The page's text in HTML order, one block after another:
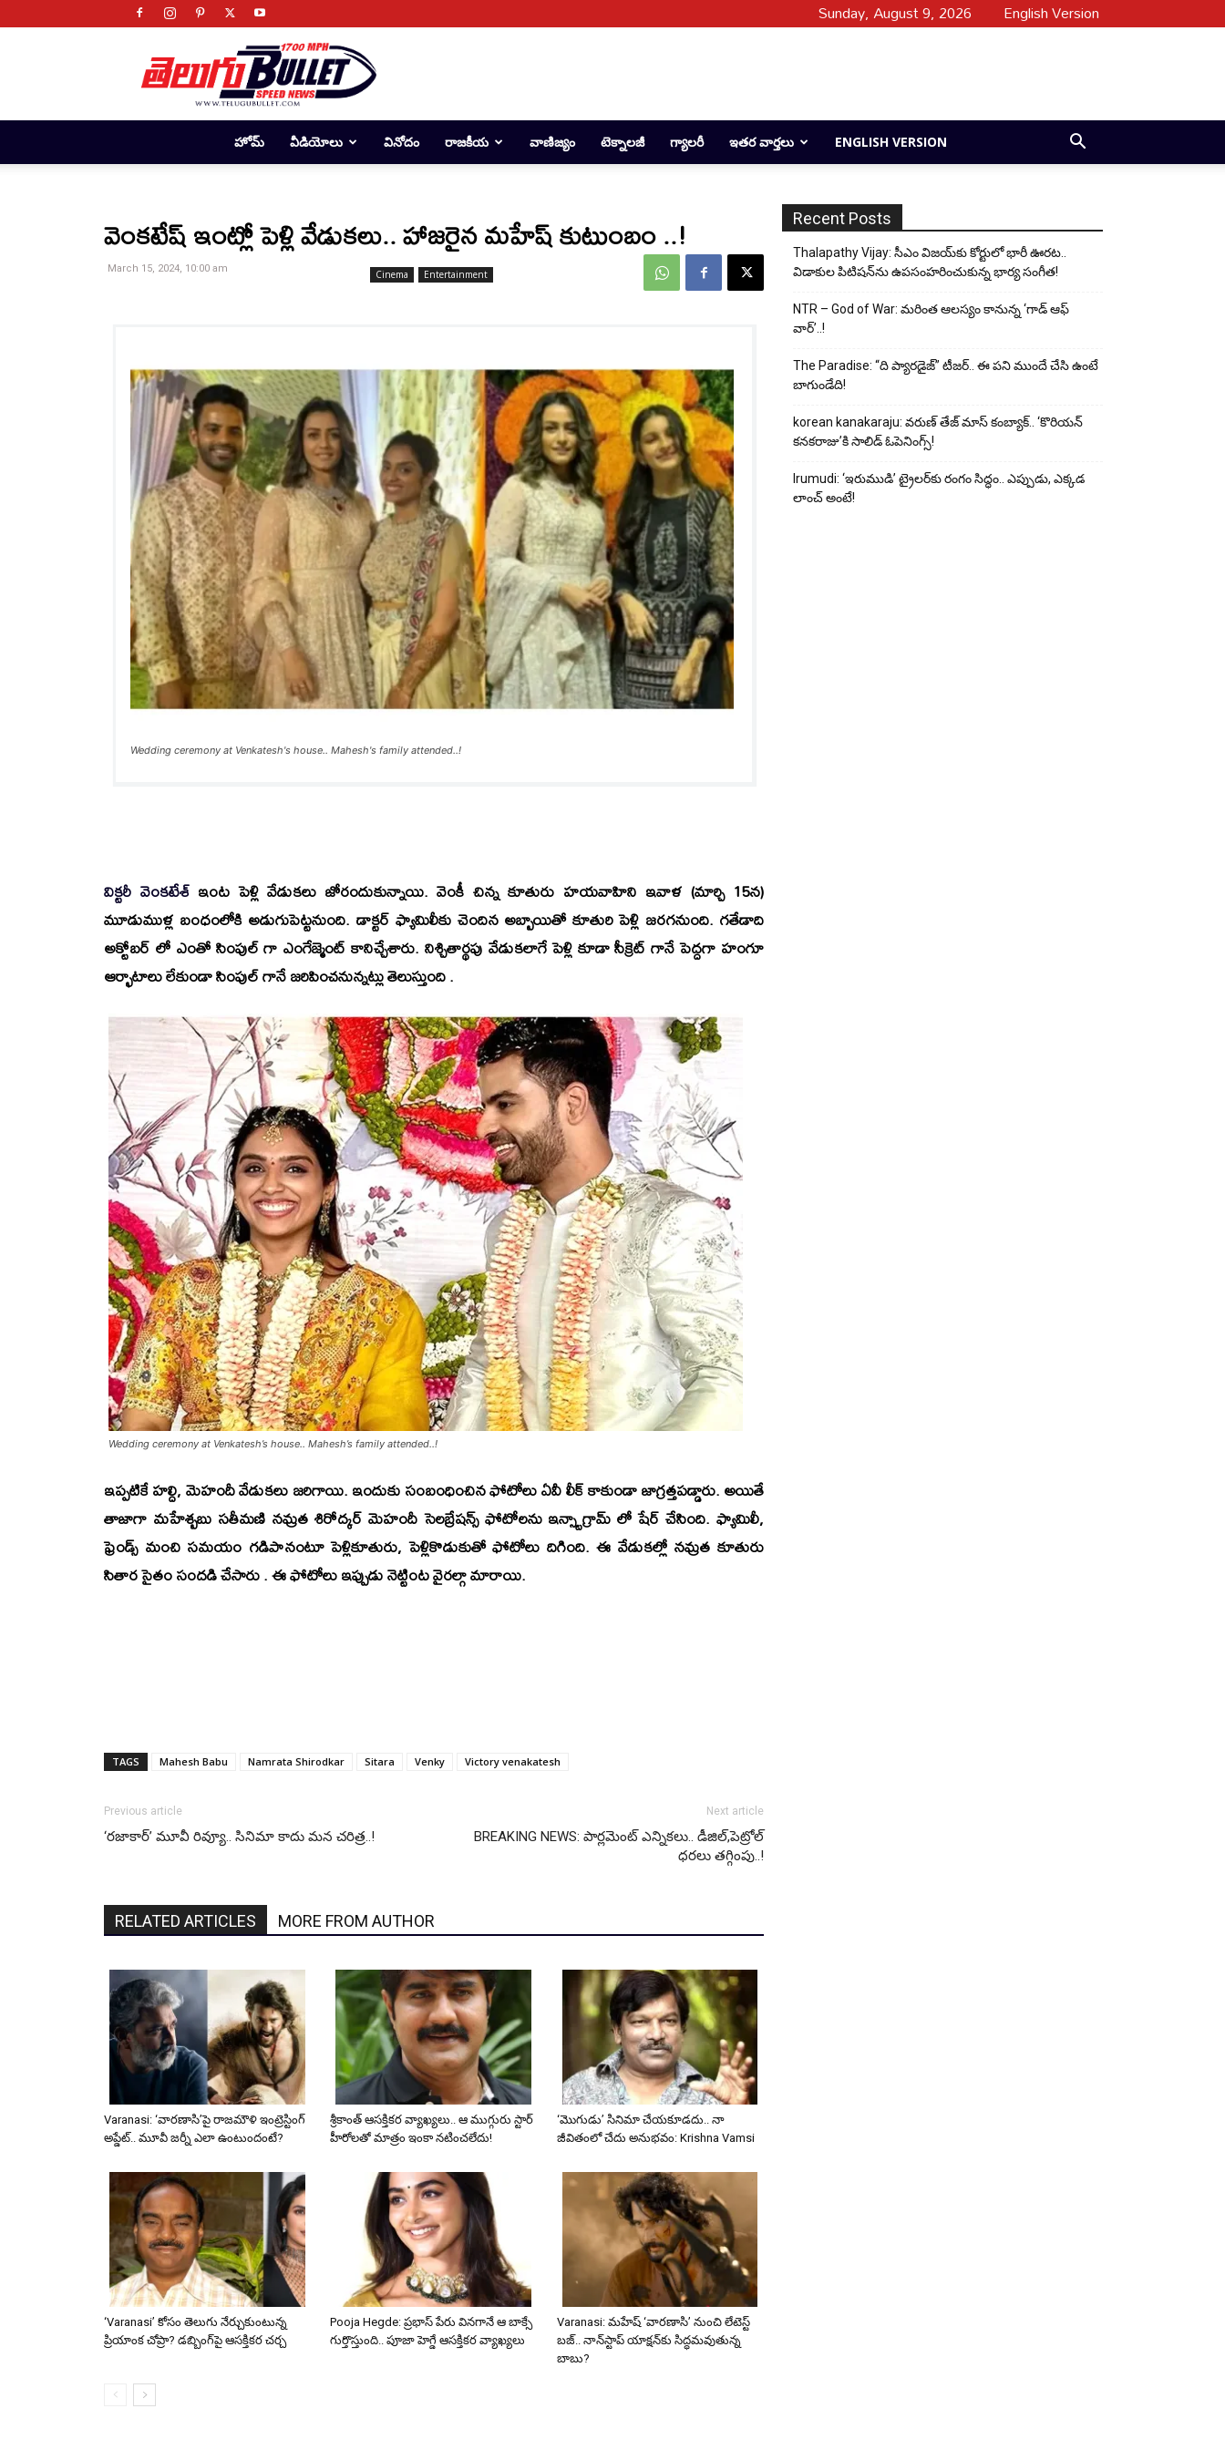
Sunday, August 9, 2026 English Version
Telugu
Bullet
హోమ్ వీడియోలు వినోదం రాజకీయ వాణిజ్యం టెక్నాలజీ గ్యాలరీ ఇతర వార్తలు ENGLISH VERSION
Cinema Entertainment
వెంకటేష్ ఇంట్లో పెళ్లి వేడుకలు.. హాజరైన మహేష్ కుటుంబం ..!
March 15, 2024, 10:00 am
Wedding ceremony at Venkatesh's house.. Mahesh's family attended..!
విక్టరీ వెంకటేశ్ఇంట పెళ్లి వేడుకలు జోరందుకున్నాయి. వెంకీ చిన్న కూతురు హయవాహిని ఇవాళ (మార్చి 15న)
మూడుముళ్ల బంధంలోకి అడుగుపెట్టనుంది. డాక్టర్ ఫ్యామిలీకు చెందిన అబ్బాయితో కూతురి పెళ్లి జరగనుంది. గతేడాది
అక్టోబర్ లో ఎంతో సింపుల్ గా ఎంగేజ్మెంట్ కానిచ్చేశారు. నిశ్చితార్థపు వేడుకలాగే పెళ్లి కూడా సీక్రెట్ గానే పెద్దగా హంగూ
ఆర్భాటాలు లేకుండా సింపుల్ గానే జరిపించనున్నట్లు తెలుస్తుంది .
Wedding ceremony at Venkatesh’s house.. Mahesh’s family attended..!
ఇప్పటికే హల్ది, మెహందీ వేడుకలు జరిగాయి. ఇందుకు సంబంధించిన ఫోటోలు ఏవీ లీక్ కాకుండా జాగ్రత్తపడ్డారు. అయితే
తాజాగా మహేశ్బబు సతీమణి నమ్రత శిరోద్కర్ మెహందీ సెలబ్రేషన్స్ ఫోటోలను ఇన్స్టాగ్రామ్ లో షేర్ చేసింది. ఫ్యామిలీ,
ఫ్రెండ్స్ మంచి సమయం గడిపానంటూ పెళ్లికూతురు, పెళ్లికొడుకుతో ఫోటోలు దిగింది. ఈ వేడుకల్లో నమ్రత కూతురు
సితారసైతం సందడి చేసారు . ఈ ఫోటోలు ఇప్పుడు నెట్టింట వైరల్గా మారాయి.
TAGS Mahesh Babu Namrata Shirodkar Sitara Venky Victory venakatesh
Previous article
‘రజాకార్’ మూవీ రివ్యూ.. సినిమా కాదు మన చరిత్ర..!
Next article
BREAKING NEWS: పార్లమెంట్ ఎన్నికలు.. డీజిల్,పెట్రోల్
ధరలు తగ్గింపు..!
RELATED ARTICLES MORE FROM AUTHOR
Varanasi: ‘వారణాసి’పై రాజమౌళి ఇంట్రెస్టింగ్
అప్డేట్.. మూవీ జర్నీ ఎలా ఉంటుందంటే?
శ్రీకాంత్ ఆసక్తికర వ్యాఖ్యలు.. ఆ ముగ్గురు స్టార్
హీరోలతో మాత్రం ఇంకా నటించలేదు!
‘మొగుడు’ సినిమా చేయకూడదు.. నా
జీవితంలో చేదు అనుభవం: Krishna Vamsi
‘Varanasi’ కోసం తెలుగు నేర్చుకుంటున్న
ప్రియాంక చోప్రా? డబ్బింగ్‌పై ఆసక్తికర చర్చ
Pooja Hegde: ప్రభాస్ పేరు వినగానే ఆ బాక్సే
గుర్తొస్తుంది.. పూజా హెగ్డే ఆసక్తికర వ్యాఖ్యలు
Varanasi: మహేష్ ‘వారణాసి’ నుంచి లేటెస్ట్
బజ్.. నాన్‌స్టాప్ యాక్షన్‌కు సిద్ధమవుతున్న
బాబు?
Recent Posts
Thalapathy Vijay: సీఎం విజయ్‌కు కోర్టులో భారీ ఊరట..
విడాకుల పిటిషన్‌ను ఉపసంహరించుకున్న భార్య సంగీత!
NTR – God of War: మరింత ఆలస్యం కానున్న ‘గాడ్ ఆఫ్
వార్’..!
The Paradise: “ది ప్యారడైజ్” టీజర్.. ఈ పని ముందే చేసి ఉంటే
బాగుండేది!
korean kanakaraju: వరుణ్ తేజ్ మాస్ కంబ్యాక్.. ‘కొరియన్
కనకరాజు’కి సాలిడ్ ఓపెనింగ్స్!
Irumudi: ‘ఇరుముడి’ ట్రైలర్‌కు రంగం సిద్ధం.. ఎప్పుడు, ఎక్కడ
లాంచ్ అంటే!